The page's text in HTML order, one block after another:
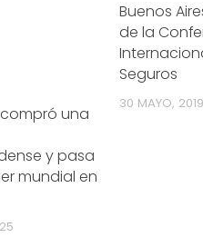
una
y pasa
mundial en
Buenos
de la
Seguros
30 MAYO, 2019